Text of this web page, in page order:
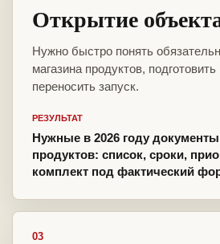
Открытие
Нужно быстро понять
магазина продуктов,
переносить запуск.
РЕЗУЛЬТАТ
Нужные в 2026 году
продуктов: список, сроки,
комплект под фактический
03